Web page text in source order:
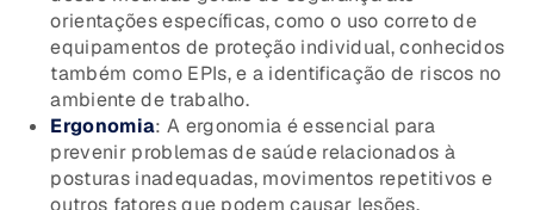
orientações específicas, como o uso correto de
equipamentos de proteção individual, conhecidos
também como EPIs, e a identificação de riscos no
ambiente de trabalho.
Ergonomia: A ergonomia é essencial para
prevenir problemas de saúde relacionados à
posturas inadequadas, movimentos repetitivos e
outros fatores que podem causar lesões.